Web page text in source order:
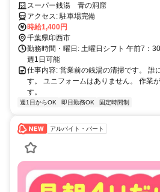
スーパー銭湯 青の洞窟
アクセス: 駐車場完備
時給1,400円
千葉県印西市
勤務時間・曜日: 土曜日シフト 午前7：
週1日可能
仕事内容: 営業前の銭湯の清掃です。 誰
す。 ユニフォームはありません。 作業
す。
週1日からOK 即日勤務OK 固定時間制
アルバイト・パート